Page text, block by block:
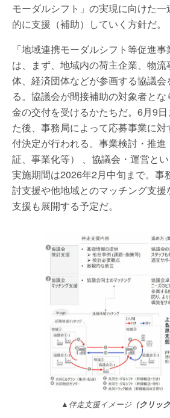
モーダルシフト」の実現に向けた
的に支援（補助）していく方針だ。
「地域連携モーダルシフト等促進
は、まず、地域内の荷主企業、物
体、経済団体などが参画する協議
る。協議会が間接補助の対象者と
金の交付を受けるかたちだ。6月9
た後、事務局によって応募事業に
付決定が行われる。事業検討・推
証、事業化等） 、協議会・運営と
実施期間は2026年2月中旬まで。事
討支援や他地域とのマッチング支
支援も展開する予定だ。
▲伴走支援イメージ（クリッ